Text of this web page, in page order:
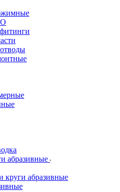
абразивные
круги абразивные